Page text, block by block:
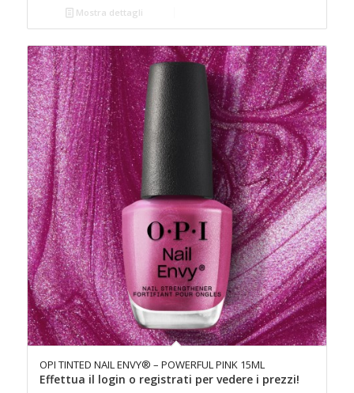
Mostra dettagli
OPI TINTED NAIL ENVY® – POWERFUL PINK 15ML
Effettua il login o registrati per vedere i prezzi!